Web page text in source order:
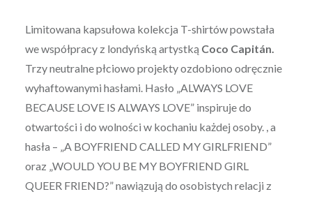
Limitowana kapsułowa kolekcja T-shirtów powstała
we współpracy z londyńską artystką Coco Capitán.
Trzy neutralne płciowo projekty ozdobiono odręcznie
wyhaftowanymi hasłami. Hasło „ALWAYS LOVE
BECAUSE LOVE IS ALWAYS LOVE” inspiruje do
otwartości i do wolności w kochaniu każdej osoby. , a
hasła – „A BOYFRIEND CALLED MY GIRLFRIEND”
oraz „WOULD YOU BE MY BOYFRIEND GIRL
QUEER FRIEND?” nawiązują do osobistych relacji z